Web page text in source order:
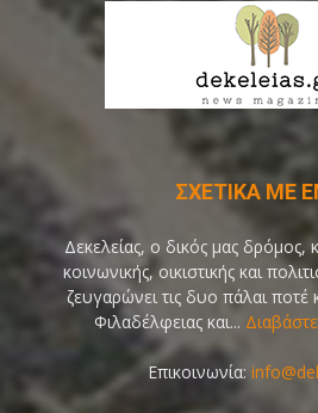
ΣΧΕΤΙΚΑ ΜΕ
Δεκελείας, ο δικός μας δρόμος,
κοινωνικής, οικιστικής και
ζευγαρώνει τις δυο πάλαι ποτέ
Φιλαδέλφειας και...
Επικοινωνία: